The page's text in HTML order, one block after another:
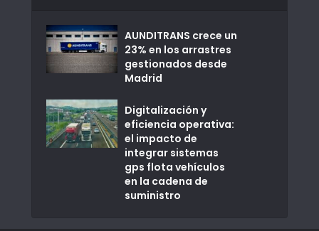
AUNDITRANS crece un
23% en los arrastres
gestionados desde
Madrid
Digitalización y
eficiencia operativa:
el impacto de
integrar sistemas
gps flota vehículos
en la cadena de
suministro